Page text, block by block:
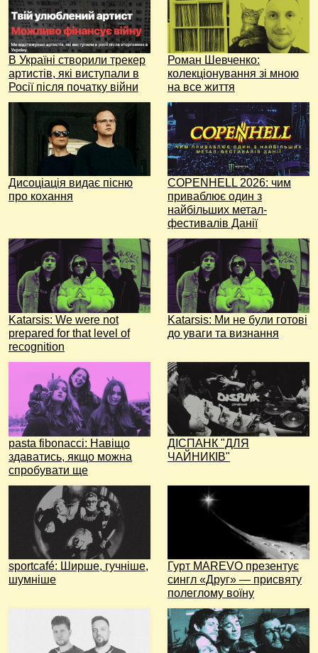
В Україні створили трекер
артистів, які виступали в
Росії після початку війни
Роман Шевченко:
колекціонування зі мною
на все життя
Дисоціація видає пісню
про кохання
COPENHELL 2026: чим
приваблює один з
найбільших метал-
фестивалів Данії
Katarsis: We were not
prepared for that level of
recognition
Katarsis: Ми не були готові
до уваги та визнання
pasta fibonacci: Навіщо
здаватись, якщо можна
спробувати ще
ДІСПАНК "ДЛЯ
ЧАЙНИКІВ"
sportcafé: Ширше, гучніше,
шумніше
Гурт MAREVO презентує
сингл «Друг» — присвяту
полеглому воїну